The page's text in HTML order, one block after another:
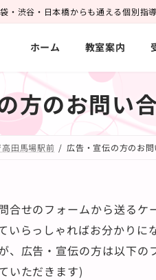
・渋谷・日本橋からも通える個別指
ホーム 教室案内
方のお問い
田馬場駅前 広告・宣伝の方のお
合せのフォームから送るケ
いらっしゃればお分かりに
、広告・宣伝の方は以下
いただきます)